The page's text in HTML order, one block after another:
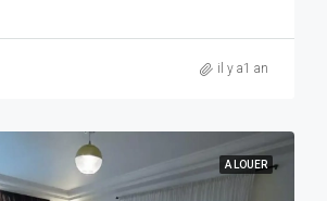
il y a1 an
A LOUER